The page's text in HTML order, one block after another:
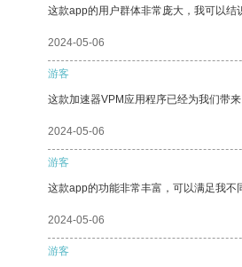
这款app的用户群体非常庞大，我可以结
2024-05-06
游客
这款加速器VPM应用程序已经为我们带
2024-05-06
游客
这款app的功能非常丰富，可以满足我不
2024-05-06
游客